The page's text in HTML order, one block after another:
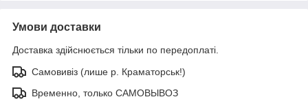
Умови доставки
Доставка здійснюється тільки по передоплаті.
Самовивіз (лише р. Краматорськ!)
Временно, только САМОВЫВОЗ